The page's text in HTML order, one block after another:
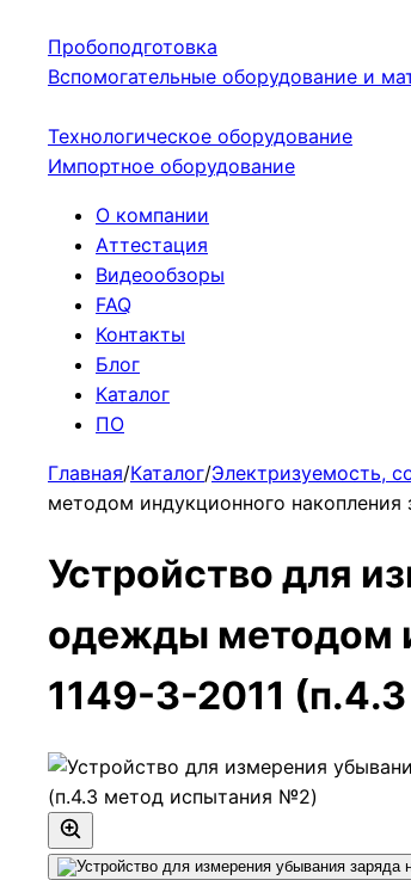
Пробоподготовка
Вспомогательные оборудование и
Технологическое оборудование
Импортное оборудование
О компании
Аттестация
Видеообзоры
FAQ
Контакты
Блог
Каталог
ПО
Главная/Каталог/Электризуемость,
методом индукционного
Устройство для
одежды методом
1149-3-2011